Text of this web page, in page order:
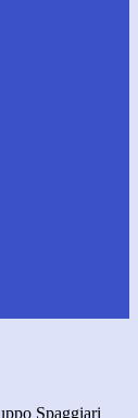
Spaggiari